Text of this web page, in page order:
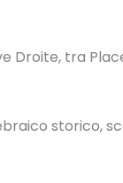
Droite, tra
storico,